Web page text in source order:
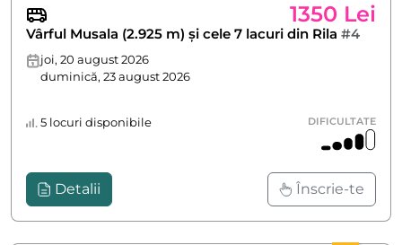
1350 Lei
Vârful Musala (2.925 m) și cele 7 lacuri din Rila #4
joi, 20 august 2026
duminică, 23 august 2026
5 locuri disponibile DIFICULTATE
Detalii Înscrie-te